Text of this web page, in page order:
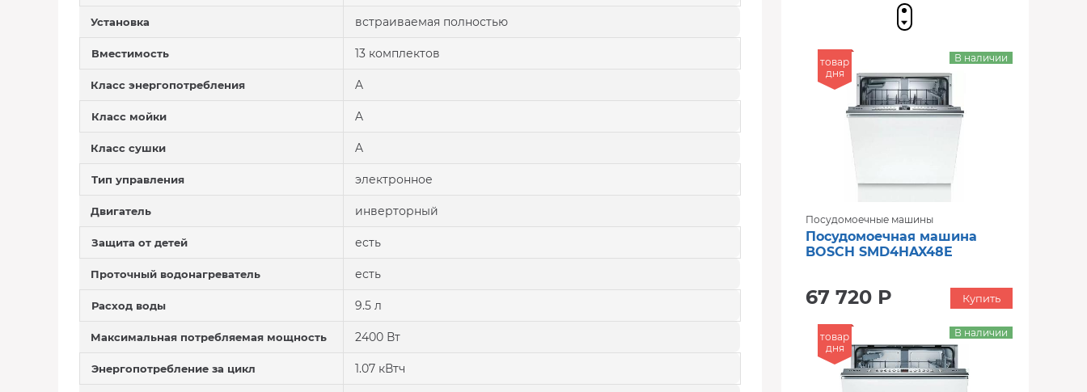
Установка встраиваемая полностью
Вместимость 13 комплектов
Класс энергопотребления A
Класс мойки A
Класс сушки A
Тип управления электронное
Двигатель инверторный
Защита от детей есть
Проточный водонагреватель есть
Расход воды 9.5 л
Максимальная потребляемая мощность 2400 Вт
Энергопотребление за цикл 1.07 кВтч
товар
дня
Посудомоечные машины
Посудомоечная машина
BOSCH SMD4HAX48E
67 720 Р
В наличии
Купить
товар
дня
В наличии